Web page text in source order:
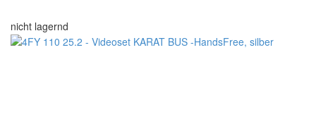
nicht lagernd